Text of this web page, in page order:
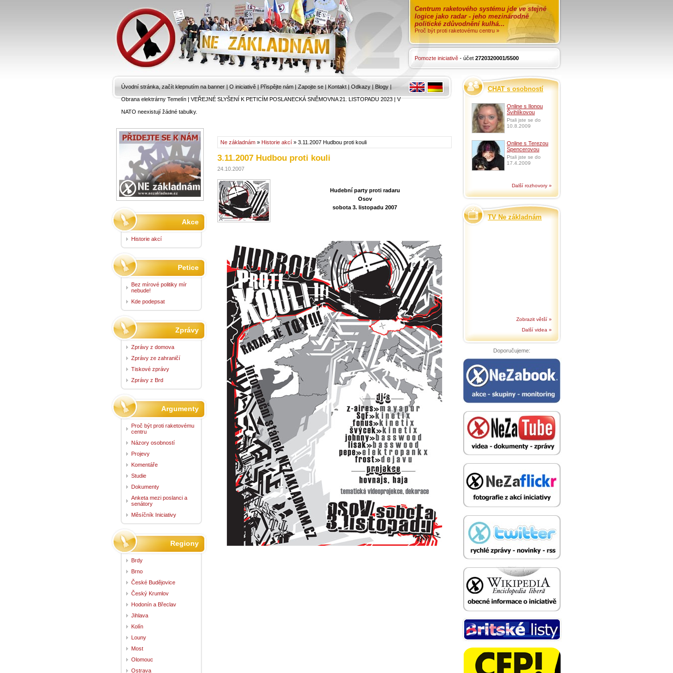
Centrum raketového systému jde ve stejné
logice jako radar - jeho mezinárodně
politické zdůvodnění kulhá...
Proč být proti raketovému centru »
Pomozte iniciativě - účet 2720320001/5500
Úvodní stránka, začít klepnutím na banner | O iniciativě | Přispějte nám | Zapojte se | Kontakt | Odkazy | Blogy |
Obrana elektrárny Temelín|VEŘEJNÉ SLYŠENÍ K PETICÍM POSLANECKÁ SNĚMOVNA 21. LISTOPADU 2023|V
NATO neexistují žádné tabulky.
Ne základnám » Historie akcí » 3.11.2007 Hudbou proti kouli
3.11.2007 Hudbou proti kouli
24.10.2007
Hudební party proti radaru
Osov
sobota 3. listopadu 2007
Akce
Historie akcí
Petice
Bez mírové politiky mír
nebude!
Kde podepsat
Zprávy
Zprávy z domova
Zprávy ze zahraničí
Tiskové zprávy
Zprávy z Brd
Argumenty
Proč být proti raketovému
centru
Názory osobností
Projevy
Komentáře
Studie
Dokumenty
Anketa mezi poslanci a
senátory
Měsíčník Iniciativy
Regiony
Brdy
Brno
České Budějovice
Český Krumlov
Hodonín a Břeclav
Jihlava
Kolín
Louny
Most
Olomouc
Ostrava
CHAT s osobností
Online s Ilonou
Švihlíkovou
Ptali jste se do
10.8.2009
Online s Terezou
Spencerovou
Ptali jste se do
17.4.2009
Další rozhovory »
TV Ne základnám
Zobrazit větší »
Další videa »
Doporučujeme: